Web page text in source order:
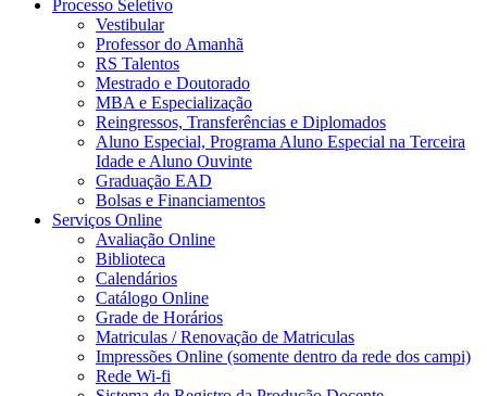
Processo Seletivo
Vestibular
Professor do Amanhã
RS Talentos
Mestrado e Doutorado
MBA e Especialização
Reingressos, Transferências e Diplomados
Aluno Especial, Programa Aluno Especial na Terceira
Idade e Aluno Ouvinte
Graduação EAD
Bolsas e Financiamentos
Serviços Online
Avaliação Online
Biblioteca
Calendários
Catálogo Online
Grade de Horários
Matriculas / Renovação de Matriculas
Impressões Online (somente dentro da rede dos campi)
Rede Wi-fi